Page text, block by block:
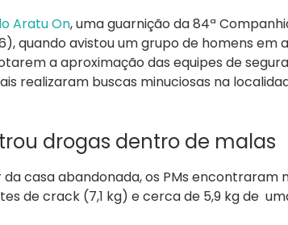
Aratu On, uma guarnição da 84ª
quando avistou um grupo de homens
a aproximação das equipes de
realizaram buscas minuciosas na
drogas dentro de malas
casa abandonada, os PMs encontraram
de crack (7,1 kg) e cerca de 5,9 kg de